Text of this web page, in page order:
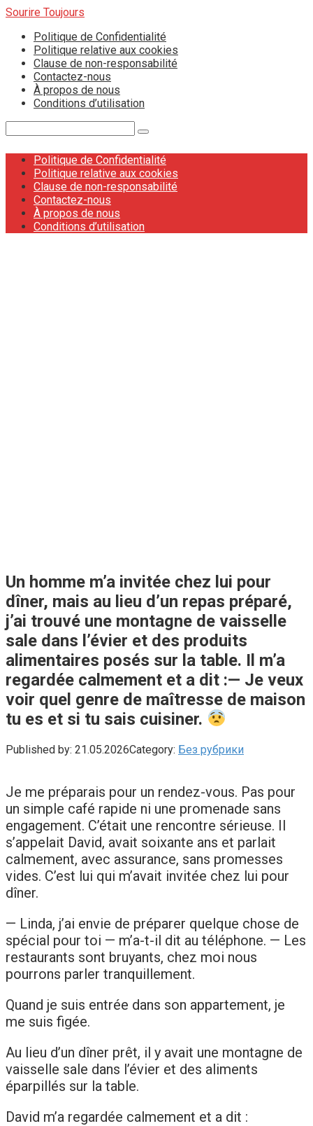
Skip
content
Sourire Toujours
Politique de Confidentialité
Politique relative aux cookies
Clause de non-responsabilité
Contactez-nous
À propos de nous
Conditions d’utilisation
Politique de Confidentialité
Politique relative aux cookies
Clause de non-responsabilité
Contactez-nous
À propos de nous
Conditions d’utilisation
Un homme m’a invitée chez lui pour
dîner, mais au lieu d’un repas préparé,
j’ai trouvé une montagne de vaisselle
sale dans l’évier et des produits
alimentaires posés sur la table. Il m’a
regardée calmement et a dit :— Je veux
voir quel genre de maîtresse de maison
tu es et si tu sais cuisiner.
Published by: 21.05.2026Category: Без рубрики
Je me préparais pour un rendez-vous. Pas pour
un simple café rapide ni une promenade sans
engagement. C’était une rencontre sérieuse. Il
s’appelait David, avait soixante ans et parlait
calmement, avec assurance, sans promesses
vides. C’est lui qui m’avait invitée chez lui pour
dîner.
— Linda, j’ai envie de préparer quelque chose de
spécial pour toi — m’a-t-il dit au téléphone. — Les
restaurants sont bruyants, chez moi nous
pourrons parler tranquillement.
Quand je suis entrée dans son appartement, je
me suis figée.
Au lieu d’un dîner prêt, il y avait une montagne de
vaisselle sale dans l’évier et des aliments
éparpillés sur la table.
David m’a regardée calmement et a dit :